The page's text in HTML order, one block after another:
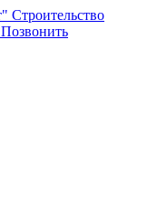
Строительство
Позвонить